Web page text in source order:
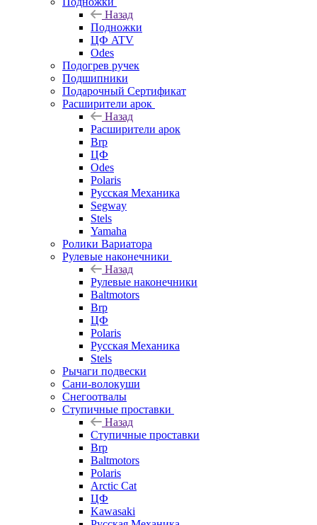
Назад
Подножки
ЦФ ATV
Odes
Подогрев ручек
Подшипники
Подарочный Сертификат
Расширители арок
Назад
Расширители арок
Brp
ЦФ
Odes
Polaris
Русская Механика
Segway
Stels
Yamaha
Ролики Вариатора
Рулевые наконечники
Назад
Рулевые наконечники
Baltmotors
Brp
ЦФ
Polaris
Русская Механика
Stels
Рычаги подвески
Сани-волокуши
Снегоотвалы
Ступичные проставки
Назад
Ступичные проставки
Brp
Baltmotors
Polaris
Arctic Cat
ЦФ
Kawasaki